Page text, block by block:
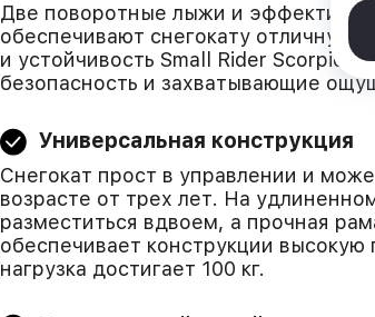
Две поворотные лыжи и
обеспечивают снегокату отличную
и устойчивость Small Rider Scorpion
безопасность и захватывающие
Универсальная конструкция
Снегокат прост в управлении и
возрасте от трех лет. На
разместиться вдвоем, а прочная
обеспечивает конструкции высокую
нагрузка достигает 100 кг.